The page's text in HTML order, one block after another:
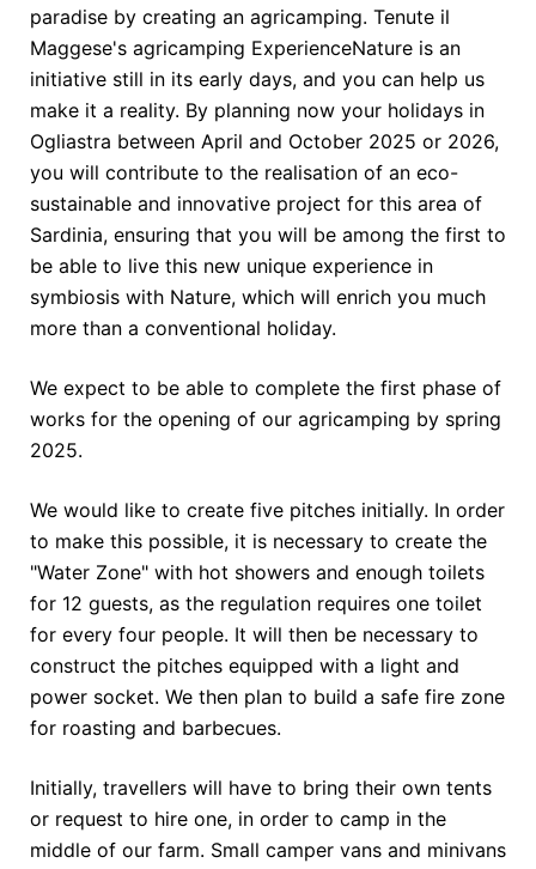
paradise by creating an agricamping. Tenute il
Maggese's agricamping ExperienceNature is an
initiative still in its early days, and you can help us
make it a reality. By planning now your holidays in
Ogliastra between April and October 2025 or 2026,
you will contribute to the realisation of an eco-
sustainable and innovative project for this area of
Sardinia, ensuring that you will be among the first to
be able to live this new unique experience in
symbiosis with Nature, which will enrich you much
more than a conventional holiday.
We expect to be able to complete the first phase of
works for the opening of our agricamping by spring
2025.
We would like to create five pitches initially. In order
to make this possible, it is necessary to create the
"Water Zone" with hot showers and enough toilets
for 12 guests, as the regulation requires one toilet
for every four people. It will then be necessary to
construct the pitches equipped with a light and
power socket. We then plan to build a safe fire zone
for roasting and barbecues.
Initially, travellers will have to bring their own tents
or request to hire one, in order to camp in the
middle of our farm. Small camper vans and minivans